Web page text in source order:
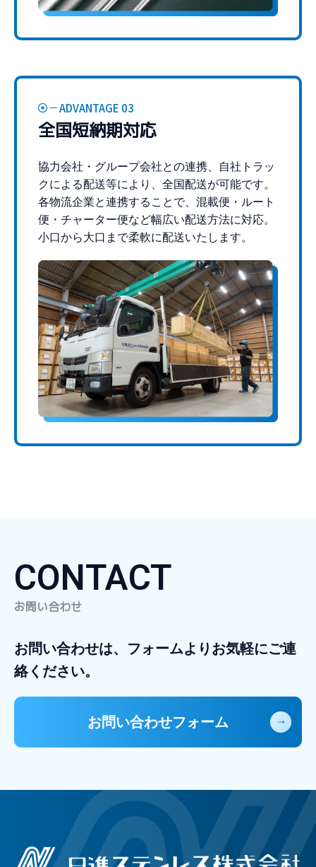
ADVANTAGE 03
全国短納期対応
協力会社・グループ会社との連携、自社トラッ
クによる配送等により、全国配送が可能です。
各物流企業と連携することで、混載便・ルート
便・チャーター便など幅広い配送方法に対応。
小口から大口まで柔軟に配送いたします。
CONTACT
お問い合わせ
お問い合わせは、フォームよりお気軽にご連
絡ください。
お問い合わせフォーム